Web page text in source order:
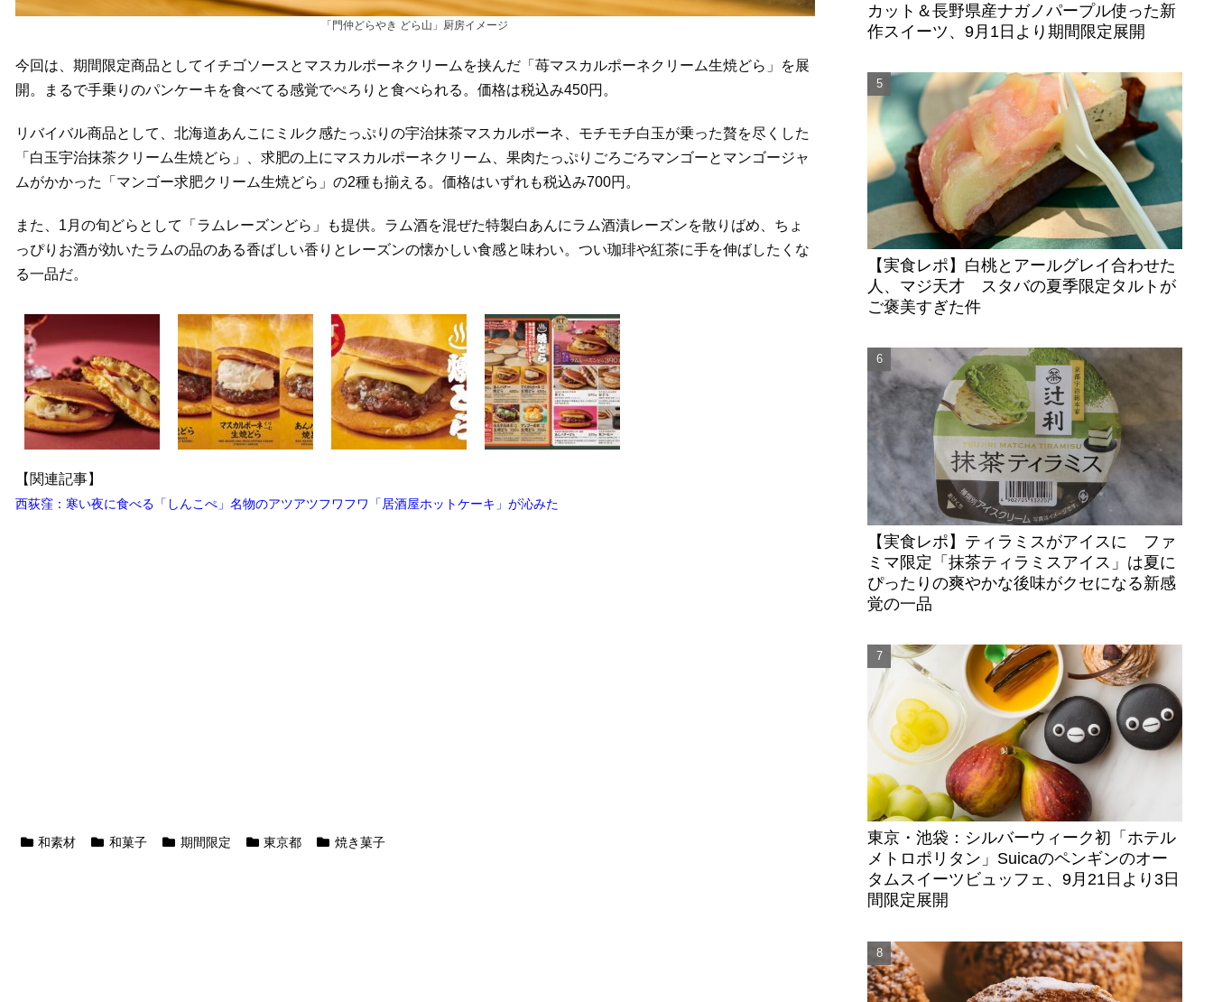
「門仲どらやき どら山」厨房イメージ
今回は、期間限定商品としてイチゴソースとマスカルポーネクリームを挟んだ「苺マスカルポーネクリーム生焼どら」を展
開。まるで手乗りのパンケーキを食べてる感覚でぺろりと食べられる。価格は税込み450円。
リバイバル商品として、北海道あんこにミルク感たっぷりの宇治抹茶マスカルポーネ、モチモチ白玉が乗った贅を尽くした
「白玉宇治抹茶クリーム生焼どら」、求肥の上にマスカルポーネクリーム、果肉たっぷりごろごろマンゴーとマンゴージャ
ムがかかった「マンゴー求肥クリーム生焼どら」の2種も揃える。価格はいずれも税込み700円。
また、1月の旬どらとして「ラムレーズンどら」も提供。ラム酒を混ぜた特製白あんにラム酒漬レーズンを散りばめ、ちょ
っぴりお酒が効いたラムの品のある香ばしい香りとレーズンの懐かしい食感と味わい。つい珈琲や紅茶に手を伸ばしたくな
る一品だ。
【関連記事】
西荻窪：寒い夜に食べる「しんこぺ」名物のアツアツフワフワ「居酒屋ホットケーキ」が沁みた
和素材 和菓子 期間限定 東京都 焼き菓子
カット＆長野県産ナガノパープル使った新
作スイーツ、9月1日より期間限定展開
【実食レポ】白桃とアールグレイ合わせた
人、マジ天才 スタバの夏季限定タルトが
ご褒美すぎた件
【実食レポ】ティラミスがアイスに ファ
ミマ限定「抹茶ティラミスアイス」は夏に
ぴったりの爽やかな後味がクセになる新感
覚の一品
東京・池袋：シルバーウィーク初「ホテル
メトロポリタン」Suicaのペンギンのオー
タムスイーツビュッフェ、9月21日より3日
間限定展開